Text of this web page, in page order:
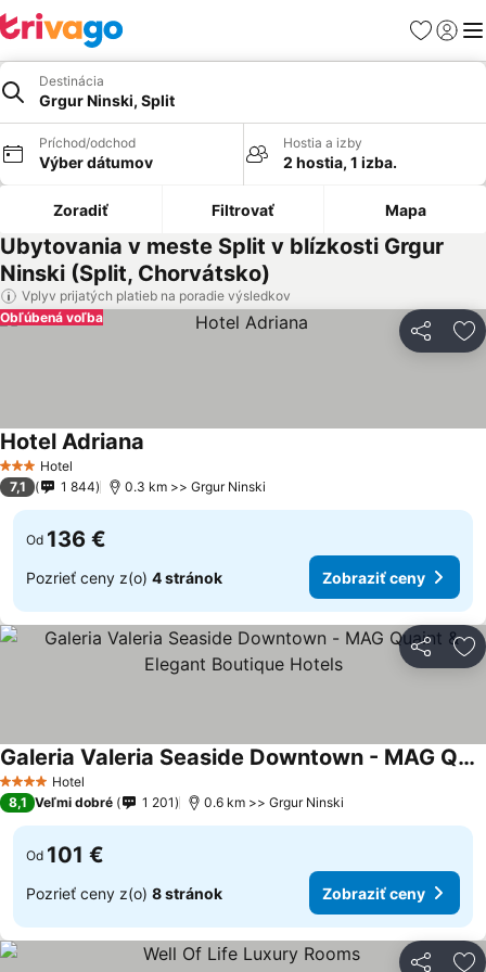
Obľúbené
Destinácia
Grgur Ninski, Split
Príchod/odchod
Výber dátumov
Hostia a izby
2 hostia, 1 izba.
Zoradiť Filtrovať Mapa
Ubytovania v meste Split v blízkosti Grgur
Ninski (Split, Chorvátsko)
Vplyv prijatých platieb na poradie výsledkov
Zdieľať
Obľúbená voľba
3 Počet hviezdičiek
Hotel
Hotel Adriana
7,1 1 844 0.3 km >> Grgur Ninski
Od 136 €
Pozrieť ceny z(o) 4 stránok Zobraziť ceny
Zdieľať
4 Počet hviezdičiek
Hotel
Galeria Valeria Seaside Downtown - MAG Quaint & Elegant Boutique Hotels
Zobraziť ceny
8,1 Veľmi dobré 1 201 0.6 km >> Grgur Ninski
Od 101 €
Pozrieť ceny z(o) 8 stránok Zobraziť ceny